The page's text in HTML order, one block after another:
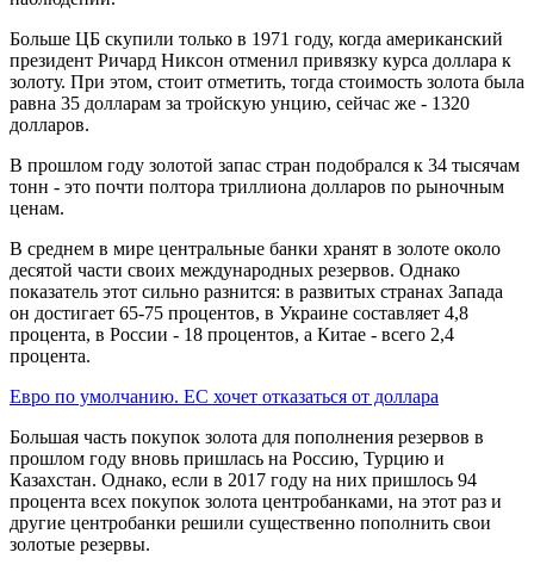
Больше ЦБ скупили только в 1971 году, когда американский
президент Ричард Никсон отменил привязку курса доллара к
золоту. При этом, стоит отметить, тогда стоимость золота была
равна 35 долларам за тройскую унцию, сейчас же - 1320
долларов.
В прошлом году золотой запас стран подобрался к 34 тысячам
тонн - это почти полтора триллиона долларов по рыночным
ценам.
В среднем в мире центральные банки хранят в золоте около
десятой части своих международных резервов. Однако
показатель этот сильно разнится: в развитых странах Запада
он достигает 65-75 процентов, в Украине составляет 4,8
процента, в России - 18 процентов, а Китае - всего 2,4
процента.
Евро по умолчанию. ЕС хочет отказаться от доллара
Большая часть покупок золота для пополнения резервов в
прошлом году вновь пришлась на Россию, Турцию и
Казахстан. Однако, если в 2017 году на них пришлось 94
процента всех покупок золота центробанками, на этот раз и
другие центробанки решили существенно пополнить свои
золотые резервы.